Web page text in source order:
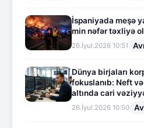
İspaniyada meşə
min nəfər təxliyə
26.İyul.2026 10:51
Dünya birjaları
fokuslanıb: Neft
altında cari
26.İyul.2026 10:50